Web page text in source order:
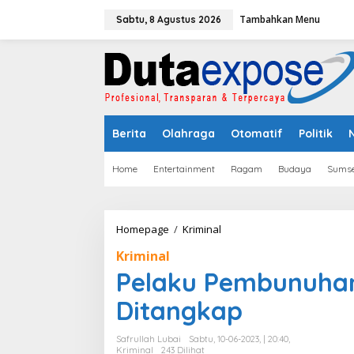
Sabtu, 8 Agustus 2026 Tambahkan Menu
Berita Olahraga Otomatif Politik
Home Entertainment Ragam Budaya
Homepage / Kriminal
k
P
m
Kriminal
Pelaku
Ditangkap
Safrullah Lubai
Sabtu, 10-06-2023, | 20:40,
Kriminal
243 Dilihat